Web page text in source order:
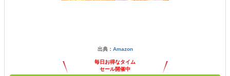
出典： Amazon
毎日お得なタイム
セール開催中